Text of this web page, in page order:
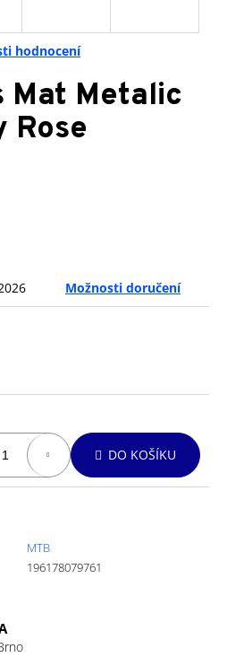
hodnocení
Mat Metalic
Rose
Možnosti doručení
DO KOŠÍKU
MTB
196178079761